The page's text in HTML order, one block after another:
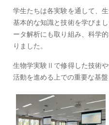
学生たちは各実験を通して、
基本的な知識と技術を学びま
ータ解析にも取り組み、科学
りました。
生物学実験Ⅱで修得した技術
活動を進める上での重要な基盤